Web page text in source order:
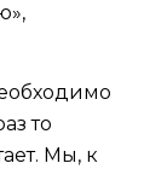
то
Мы, к